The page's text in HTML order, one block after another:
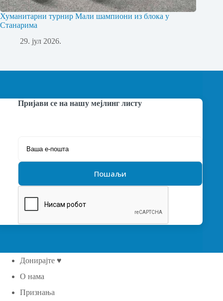
Хуманитарни турнир Мали шампиони из блока у
Станарима
29. јул 2026.
Пријави се на нашу мејлинг листу
Донирајте ♥
О нама
Признања